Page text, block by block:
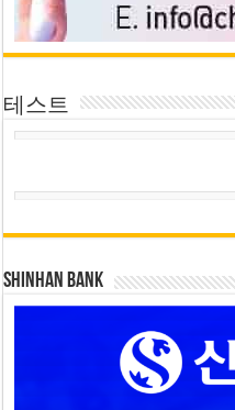
테스트
SHINHAN BANK